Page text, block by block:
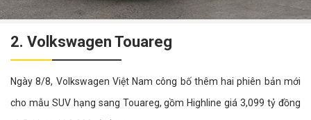
2. Volkswagen Touareg
Ngày 8/8, Volkswagen Việt Nam công bố thêm hai phiên bản mới
cho mẫu SUV hạng sang Touareg, gồm Highline giá 3,099 tỷ đồng